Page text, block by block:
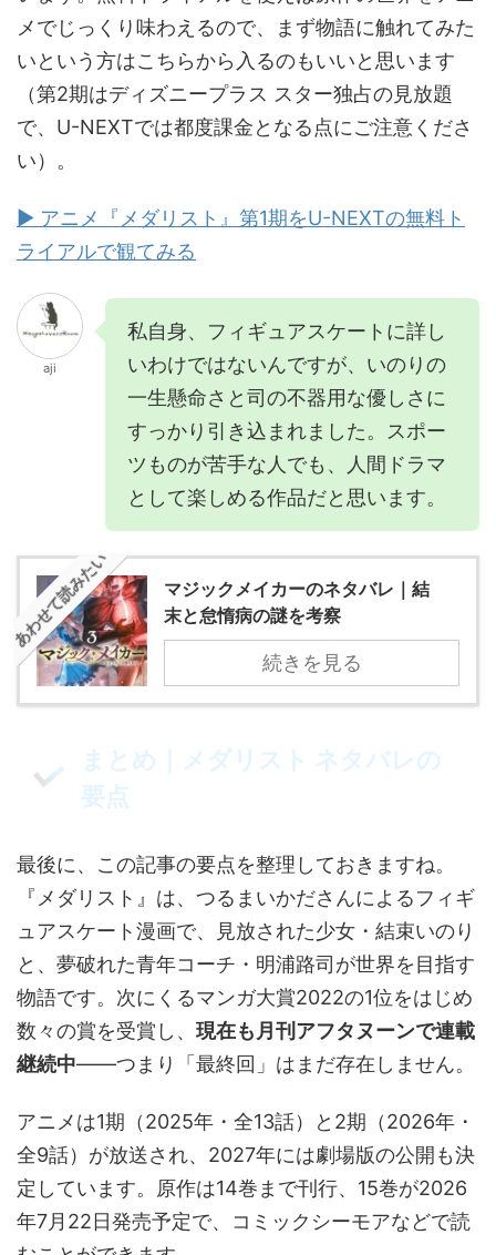
メでじっくり味わえるので、まず物語に触れてみた
いという方はこちらから入るのもいいと思います
（第2期はディズニープラス スター独占の見放題
で、U-NEXTでは都度課金となる点にご注意くださ
い）。
▶ アニメ『メダリスト』第1期をU-NEXTの無料ト
ライアルで観てみる
aji
私自身、フィギュアスケートに詳し
いわけではないんですが、いのりの
一生懸命さと司の不器用な優しさに
すっかり引き込まれました。スポー
ツものが苦手な人でも、人間ドラマ
として楽しめる作品だと思います。
あわせて読みたい
マジックメイカーのネタバレ｜結
末と怠惰病の謎を考察
続きを見る
まとめ｜メダリスト ネタバレの
要点
最後に、この記事の要点を整理しておきますね。
『メダリスト』は、つるまいかださんによるフィギ
ュアスケート漫画で、見放された少女・結束いのり
と、夢破れた青年コーチ・明浦路司が世界を目指す
物語です。次にくるマンガ大賞2022の1位をはじめ
数々の賞を受賞し、 現在も月刊アフタヌーンで連載
継続中——つまり「最終回」はまだ存在しません。
アニメは1期（2025年・全13話）と2期（2026年・
全9話）が放送され、2027年には劇場版の公開も決
定しています。原作は14巻まで刊行、15巻が2026
年7月22日発売予定で、コミックシーモアなどで読